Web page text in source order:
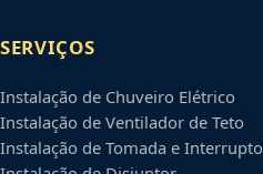
SERVIÇOS
Instalação de Chuveiro Elétrico
Instalação de Ventilador de Teto
Instalação de Tomada e